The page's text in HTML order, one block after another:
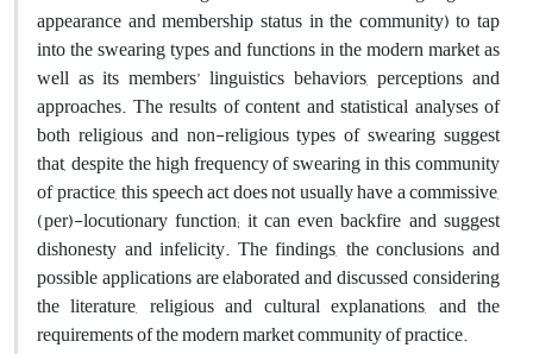
appearance and membership status in the community) to tap
into the swearing types and functions in the modern market as
well as its members’ linguistics behaviors, perceptions and
approaches. The results of content and statistical analyses of
both religious and non-religious types of swearing suggest
that, despite the high frequency of swearing in this community
of practice, this speech act does not usually have a commissive,
(per)-locutionary function; it can even backfire and suggest
dishonesty and infelicity. The findings, the conclusions and
possible applications are elaborated and discussed considering
the literature, religious and cultural explanations, and the
requirements of the modern market community of practice.